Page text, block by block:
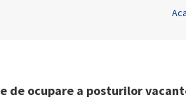
de ocupare a posturilor